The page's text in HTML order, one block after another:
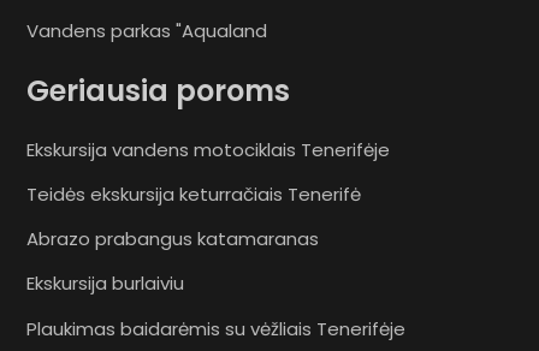
Vandens parkas "Aqualand
Geriausia poroms
Ekskursija vandens motociklais Tenerifėje
Teidės ekskursija keturračiais Tenerifė
Abrazo prabangus katamaranas
Ekskursija burlaiviu
Plaukimas baidarėmis su vėžliais Tenerifėje